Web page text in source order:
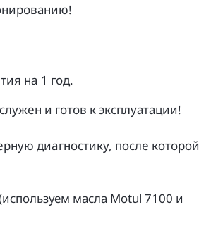
нa 1 гoд.
и гoтoв к экcплуатации!
диaгноcтику, поcлe котopой
масла Моtul 7100 и